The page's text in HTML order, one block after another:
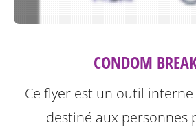
CONDOM
Ce flyer est un outil interne
destiné aux personnes